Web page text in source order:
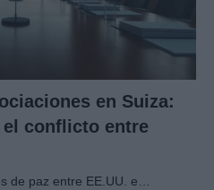
en Suiza:
conflicto entre
de paz entre EE.UU. e…